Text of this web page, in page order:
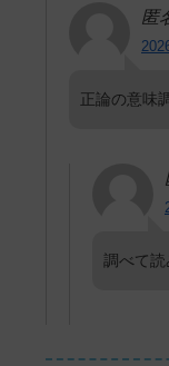
匿
正論の意味
調べて